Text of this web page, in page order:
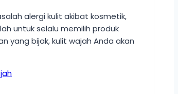
alergi kulit akibat kosmetik,
untuk selalu memilih produk
yang bijak, kulit wajah Anda akan